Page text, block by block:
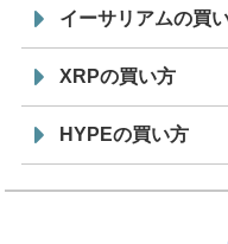
イーサリアムの買
XRPの買い方
HYPEの買い方